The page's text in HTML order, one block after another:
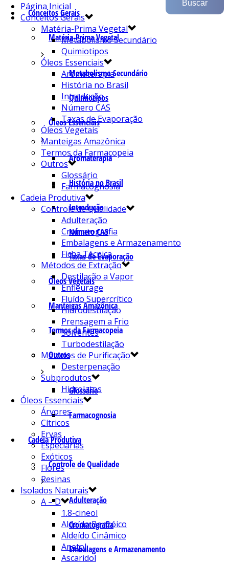
Conceitos Gerais
Matéria-Prima Vegetal
Metabolismo Secundário
Quimiotipos
Óleos Essenciais
Aromaterapia
História no Brasil
Introdução
Número CAS
Taxas de Evaporação
Óleos Vegetais
Manteigas Amazônica
Termos da Farmacopeia
Outros
Glossário
Farmacognosia
Cadeia Produtiva
Controle de Qualidade
Adulteração
Cromatografia
Embalagens e Armazenamento
Página Inicial
Conceitos Gerais
Matéria-Prima Vegetal
Metabolismo Secundário
Quimiotipos
Óleos Essenciais
Aromaterapia
História no Brasil
Introdução
Número CAS
Taxas de Evaporação
Óleos Vegetais
Manteigas Amazônica
Termos da Farmacopeia
Outros
Glossário
Farmacognosia
Cadeia Produtiva
Controle de Qualidade
Adulteração
Cromatografia
Embalagens e Armazenamento
Ficha Técnica
Métodos de Extração
Destilação a Vapor
Enfleurage
Fluído Supercrítico
Hidrodestilação
Prensagem a Frio
Solventes
Turbodestilação
Métodos de Purificação
Desterpenação
Subprodutos
Hidrolatos
Óleos Essenciais
Árvores
Cítricos
Ervas
Especiarias
Exóticos
Flores
Resinas
Isolados Naturais
A – D
1.8-cineol
Aldeído Benzóico
Aldeído Cinâmico
Anetol
Ascaridol